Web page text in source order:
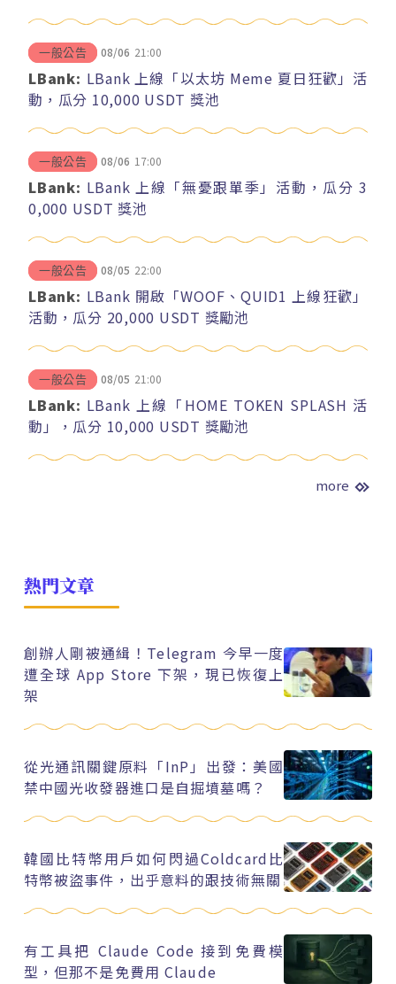
一般公告 08/06 21:00
LBank: LBank 上線「以太坊 Meme 夏日狂歡」活
動，瓜分 10,000 USDT 獎池
一般公告 08/06 17:00
LBank: LBank 上線「無憂跟單季」活動，瓜分 3
0,000 USDT 獎池
一般公告 08/05 22:00
LBank: LBank 開啟「WOOF、QUID1 上線狂歡」
活動，瓜分 20,000 USDT 獎勵池
一般公告 08/05 21:00
LBank: LBank 上線「HOME TOKEN SPLASH 活
動」，瓜分 10,000 USDT 獎勵池
more
熱門文章
創辦人剛被通緝！Telegram 今早一度
遭全球 App Store 下架，現已恢復上
架
從光通訊關鍵原料「InP」出發：美國
禁中國光收發器進口是自掘墳墓嗎？
韓國比特幣用戶如何閃過Coldcard比
特幣被盜事件，出乎意料的跟技術無關
有工具把 Claude Code 接到免費模
型，但那不是免費用 Claude